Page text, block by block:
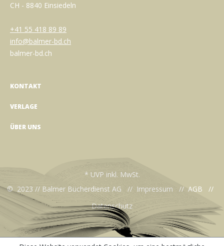
CH - 8840 Einsiedeln
+41 55 418 89 89
info@balmer-bd.ch
balmer-bd.ch
KONTAKT
VERLAGE
ÜBER UNS
* UVP inkl. MwSt.
© 2023 // Balmer Bücherdienst AG // Impressum // AGB //
Datenschutz